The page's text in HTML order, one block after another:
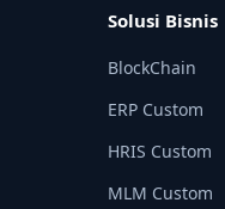
Solusi Bisnis
BlockChain
ERP Custom
HRIS Custom
MLM Custom